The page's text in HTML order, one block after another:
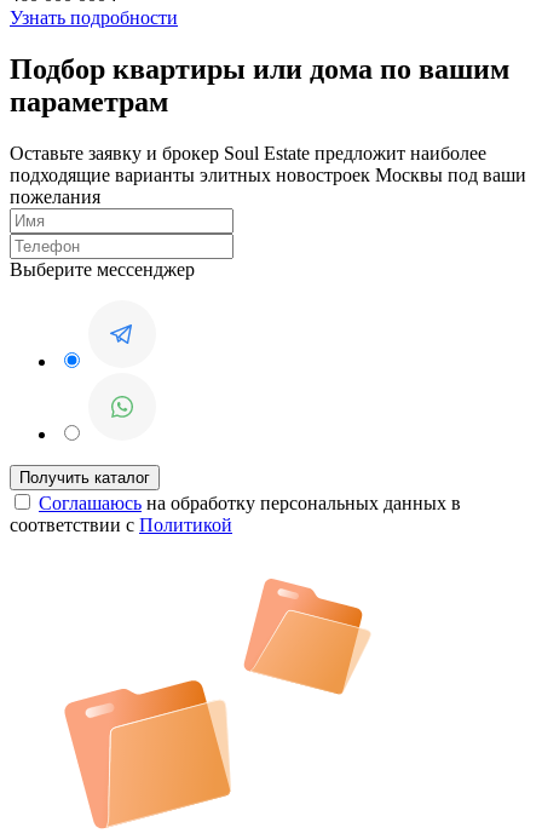
Узнать подробности
Подбор квартиры или дома по вашим
параметрам
Оставьте заявку и брокер Soul Estate предложит наиболее
подходящие варианты элитных новостроек Москвы под ваши
пожелания
Выберите мессенджер
Соглашаюсь на обработку персональных данных в
соответствии с Политикой